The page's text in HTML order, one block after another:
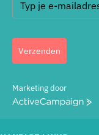
Verzenden
Marketing door
ActiveCampaign